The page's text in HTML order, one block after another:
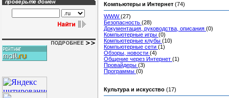
Компьютеры и Интернет (74)
WWW(27)
Безопасность (28)
Документация, руководства, описания (0)
Компьютерные игры (0)
Компьютерные клубы (10)
Компьютерные сети (1)
Обзоры, новости (4)
Общение через Интернет (1)
Провайдеры (3)
Программы (0)
Культура и искусство (17)